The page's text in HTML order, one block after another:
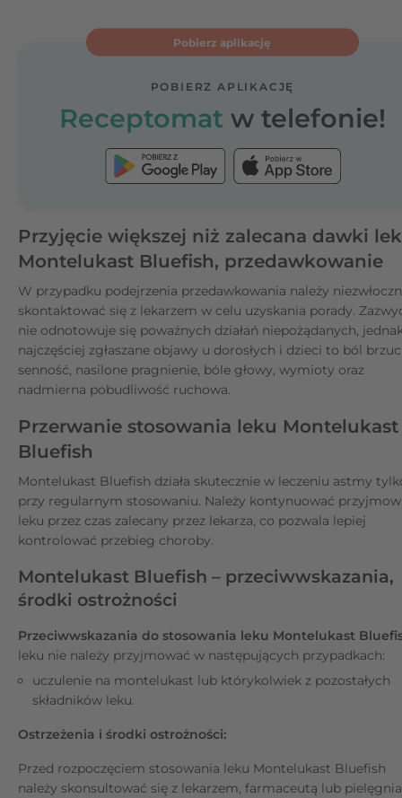
Pobierz aplikację
POBIERZ APLIKACJĘ
Receptomat w telefonie!
Przyjęcie większej niż zalecana dawki
Montelukast Bluefish, przedawkowanie
W przypadku podejrzenia przedawkowania należy
skontaktować się z lekarzem w celu uzyskania porady.
nie odnotowuje się poważnych działań niepożądanych,
najczęściej zgłaszane objawy u dorosłych i dzieci to ból
senność, nasilone pragnienie, bóle głowy, wymioty oraz
nadmierna pobudliwość ruchowa.
Przerwanie stosowania leku Montelukast
Bluefish
Montelukast Bluefish działa skutecznie w leczeniu astmy
przy regularnym stosowaniu. Należy kontynuować
leku przez czas zalecany przez lekarza, co pozwala lepiej
kontrolować przebieg choroby.
Montelukast Bluefish – przeciwwskazania,
środki ostrożności
Przeciwwskazania do stosowania leku Montelukast
leku nie należy przyjmować w następujących przypadkach:
uczulenie na montelukast lub którykolwiek z pozostałych
składników leku.
Ostrzeżenia i środki ostrożności:
Przed rozpoczęciem stosowania leku Montelukast Bluefish
należy skonsultować się z lekarzem, farmaceutą lub